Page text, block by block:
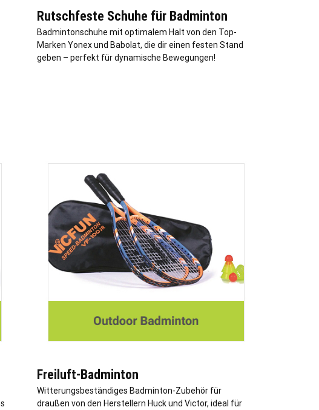
Rutschfeste Schuhe für Badminton
Badmintonschuhe mit optimalem Halt von den Top-
Marken Yonex und Babolat, die dir einen festen Stand
geben – perfekt für dynamische Bewegungen!
Freiluft-Badminton
Witterungsbeständiges Badminton-Zubehör für
draußen von den Herstellern Huck und Victor, ideal für